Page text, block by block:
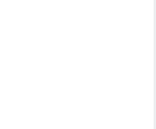
构和特性，熟悉Python常用库功
特性和常用库的调用 ，熟练掌握
区其数据库管理工具Navicat，熟
向下了解网络协议，网络基础知识
团队协作开发